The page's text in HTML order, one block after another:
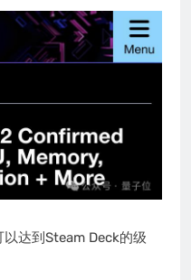
达到Steam Deck的级